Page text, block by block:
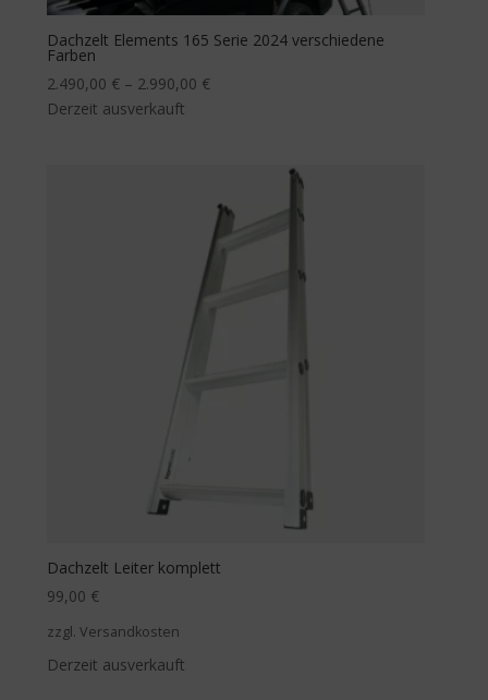
Dachzelt Elements 165 Serie 2024 verschiedene
Farben
2.490,00 € – 2.990,00 €
Derzeit ausverkauft
Dachzelt Leiter komplett
99,00 €
zzgl. Versandkosten
Derzeit ausverkauft